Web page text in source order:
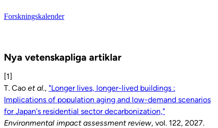
Forskningskalender
Nya vetenskapliga artiklar
[1]
T. Cao et al., "Longer lives, longer-lived buildings :
Implications of population aging and low-demand scenarios
for Japan's residential sector decarbonization,"
Environmental impact assessment review, vol. 122, 2027.